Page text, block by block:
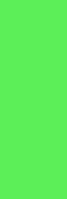
楽しみま
びと感触
！